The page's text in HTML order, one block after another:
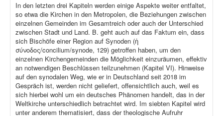
In den letzten drei Kapiteln werden einige Aspekte weiter entfaltet,
so etwa die Kirchen in den Metropolen, die Beziehungen zwischen
einzelnen Gemeinden im Gesamtreich oder auch der Unterschied
zwischen Stadt und Land. B. geht auch auf das Faktum ein, dass
sich Bischöfe einer Region auf Synoden (ἡ
σύνοδος/concilium/synode, 129) getroffen haben, um den
einzelnen Kirchengemeinden die Möglichkeit einzuräumen, effektiv
an notwendigen Beschlüssen teilzunehmen (Kapitel VI). Hinweise
auf den synodalen Weg, wie er in Deutschland seit 2018 im
Gespräch ist, werden nicht geliefert, offensichtlich auch, weil es
sich hierbei wohl um ein deutsches Phänomen handelt, das in der
Weltkirche unterschiedlich betrachtet wird. Im siebten Kapitel wird
unter anderem thematisiert, dass der theologische Aufruhr